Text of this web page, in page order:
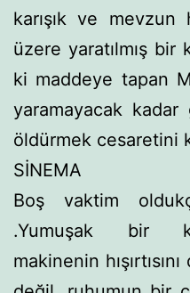
karışık ve
üzere yaratılmış
ki maddeye tapan
yaramaya­cak
öldürmek cesaretini
SİNEMA
Boş vaktim
.Yumuşak bir
makinenin